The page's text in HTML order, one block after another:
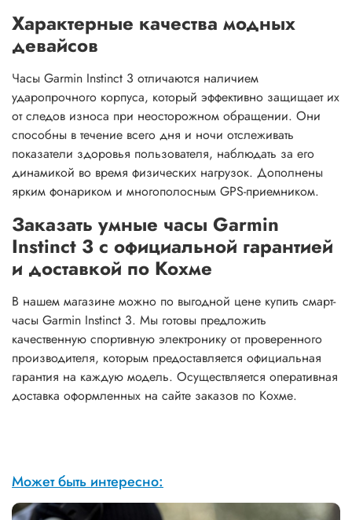
Характерные качества модных
девайсов
Часы Garmin Instinct 3 отличаются наличием
ударопрочного корпуса, который эффективно защищает их
от следов износа при неосторожном обращении. Они
способны в течение всего дня и ночи отслеживать
показатели здоровья пользователя, наблюдать за его
динамикой во время физических нагрузок. Дополнены
ярким фонариком и многополосным GPS-приемником.
Заказать умные часы Garmin
Instinct 3 с официальной гарантией
и доставкой по Кохме
В нашем магазине можно по выгодной цене купить смарт-
часы Garmin Instinct 3. Мы готовы предложить
качественную спортивную электронику от проверенного
производителя, которым предоставляется официальная
гарантия на каждую модель. Осуществляется оперативная
доставка оформленных на сайте заказов по Кохме.
Может быть интересно: